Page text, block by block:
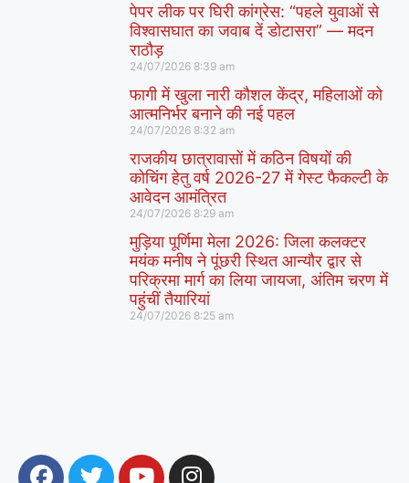
पेपर लीक पर घिरी कांग्रेस: “पहले युवाओं से
विश्वासघात का जवाब दें डोटासरा” — मदन
राठौड़
24/07/2026 8:39 am
फागी में खुला नारी कौशल केंद्र, महिलाओं को
आत्मनिर्भर बनाने की नई पहल
24/07/2026 8:32 am
राजकीय छात्रावासों में कठिन विषयों की
कोचिंग हेतु वर्ष 2026-27 में गेस्ट फैकल्टी के
आवेदन आमंत्रित
24/07/2026 8:29 am
मुड़िया पूर्णिमा मेला 2026: जिला कलक्टर
मयंक मनीष ने पूंछरी स्थित आन्यौर द्वार से
परिक्रमा मार्ग का लिया जायजा, अंतिम चरण में
पहुंचीं तैयारियां
24/07/2026 8:25 am